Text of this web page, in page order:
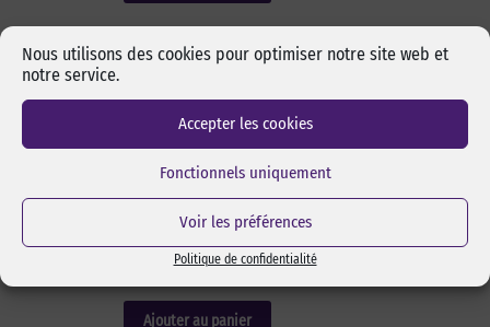
Nous utilisons des cookies pour optimiser notre site web et
notre service.
Accepter les cookies
Fonctionnels uniquement
Voir les préférences
Politique de confidentialité
inversé – Orange – 8695i – 1000mm x 25m
Adhésif double face 1000 mm pour surfaces très
fragiles. Adhésion différentielle : 1 face permanent et
une face enlevable très facilement sans laisser de
trace. Rouleaux de 25 m. La face enlevable est la face
Réf Pixcl : 8695i-1000-25-Ora
Ajouter au panier